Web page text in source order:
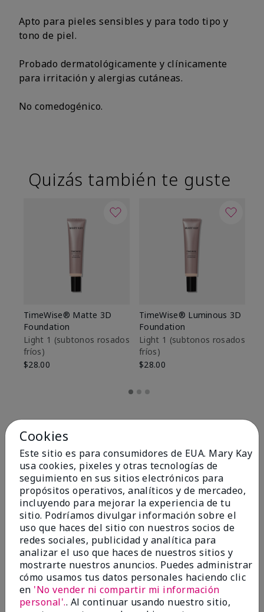
Apto para pieles sensibles y para todo tipo y
tono de piel.
Probado dermatológicamente y clínicamente
para irritación y alergias cutáneas.
No comedogénico.
Quizás también te guste
TimeWise® Matte 3D
Foundation
Light 1​ (subtonos rosados
fríos)
$28.00
TimeWise® Luminous 3D
Foundation
Light 1​ (subtonos rosados
fríos)
$28.00
OPINIONES
4.8
Cookies
Este sitio es para consumidores de EUA. Mary Kay
usa cookies, pixeles y otras tecnologías de
seguimiento en sus sitios electrónicos para
propósitos operativos, analíticos y de mercadeo,
incluyendo para mejorar la experiencia de tu
sitio. Podríamos divulgar información sobre el
uso que haces del sitio con nuestros socios de
redes sociales, publicidad y analítica para
analizar el uso que haces de nuestros sitios y
mostrarte nuestros anuncios. Puedes administrar
cómo usamos tus datos personales haciendo clic
en 'No vender ni compartir mi información
personal'.. Al continuar usando nuestro sitio,